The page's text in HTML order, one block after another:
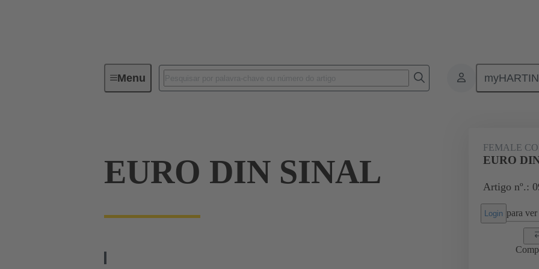
MenuSeries
EURO DIN SINAL
FEMALE
EURO
Artigo nº.:
Login para